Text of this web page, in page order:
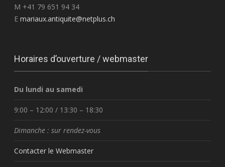
M +41 79 651 94 34
E mariaux.antiquite@netplus.ch
Horaires d’ouverture / webmaster
Du lundi au samedi
9:00 – 12:00 / 13:30 – 18:30
Dimanche : sur rendez-vous
Contacter le Webmaster